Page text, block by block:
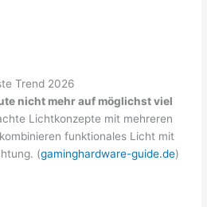
Trend 2026
nicht mehr auf möglichst viel
Lichtkonzepte mit mehreren
funktionales Licht mit
(gaminghardware-guide.de)